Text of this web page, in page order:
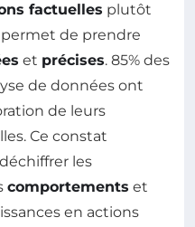
factuelles plutôt
de prendre
et précises. 85% des
de données ont
de leurs
Ce constat
les
comportements et
en actions